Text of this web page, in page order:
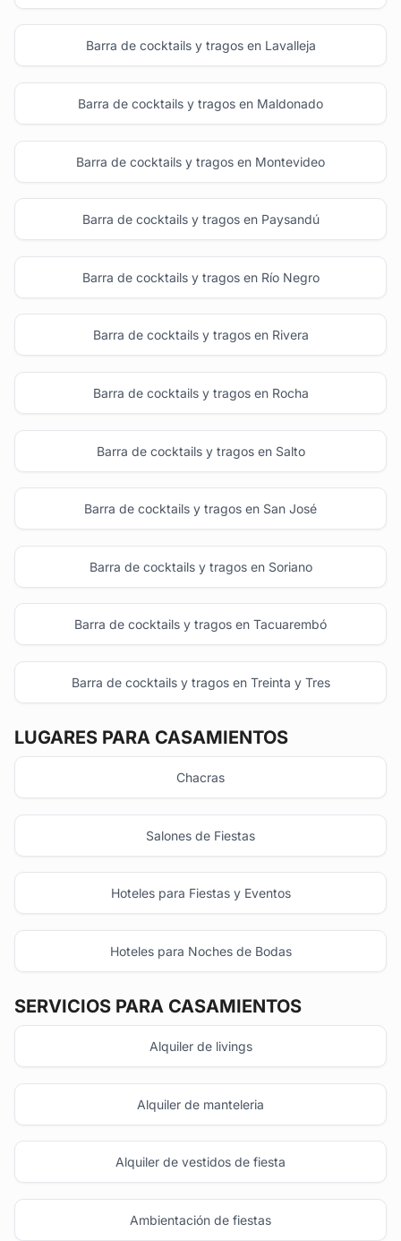
Barra de cocktails y tragos en Lavalleja
Barra de cocktails y tragos en Maldonado
Barra de cocktails y tragos en Montevideo
Barra de cocktails y tragos en Paysandú
Barra de cocktails y tragos en Río Negro
Barra de cocktails y tragos en Rivera
Barra de cocktails y tragos en Rocha
Barra de cocktails y tragos en Salto
Barra de cocktails y tragos en San José
Barra de cocktails y tragos en Soriano
Barra de cocktails y tragos en Tacuarembó
Barra de cocktails y tragos en Treinta y Tres
LUGARES PARA CASAMIENTOS
Chacras
Salones de Fiestas
Hoteles para Fiestas y Eventos
Hoteles para Noches de Bodas
SERVICIOS PARA CASAMIENTOS
Alquiler de livings
Alquiler de manteleria
Alquiler de vestidos de fiesta
Ambientación de fiestas